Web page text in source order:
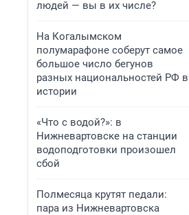
людей — вы в их числе?
На Когалымском
полумарафоне соберут самое
большое число бегунов
разных национальностей РФ в
истории
«Что с водой?»: в
Нижневартовске на станции
водоподготовки произошел
сбой
Полмесяца крутят педали:
пара из Нижневартовска